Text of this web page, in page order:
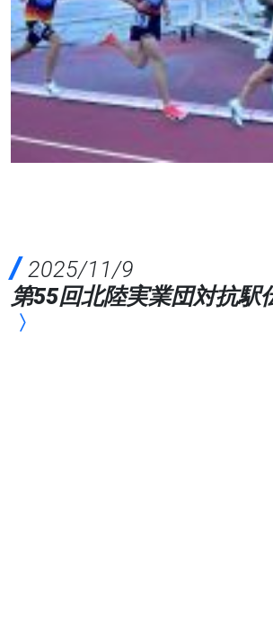
2025/11/9
第55回北陸実業団対抗駅